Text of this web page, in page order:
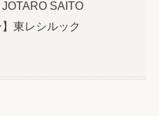
JOTARO SAITO
】東レシルック